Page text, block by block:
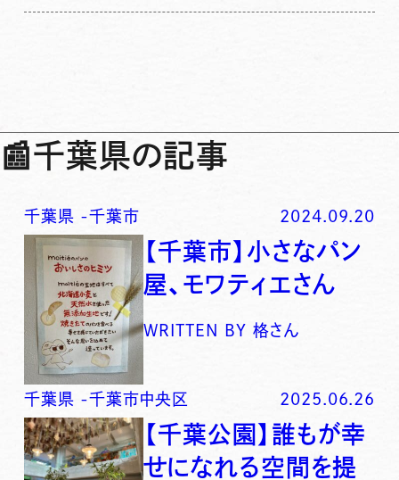
📰千葉県の記事
千葉県 -千葉市 2024.09.20
【千葉市】小さなパン
屋、モワティエさん
WRITTEN BY 格さん
千葉県 -千葉市中央区 2025.06.26
【千葉公園】誰もが幸
せになれる空間を提